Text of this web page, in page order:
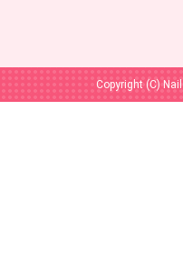
Copyright (C)